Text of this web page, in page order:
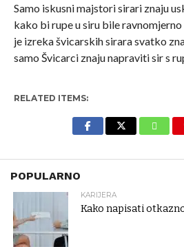
Samo iskusni majstori sirari znaju
kako bi rupe u siru bile
je izreka švicarskih sirara svatko
samo Švicarci znaju napraviti sir s
RELATED ITEMS:
POPULARNO
KARIJERA
Kako napisati